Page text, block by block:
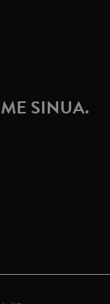
SINUA.